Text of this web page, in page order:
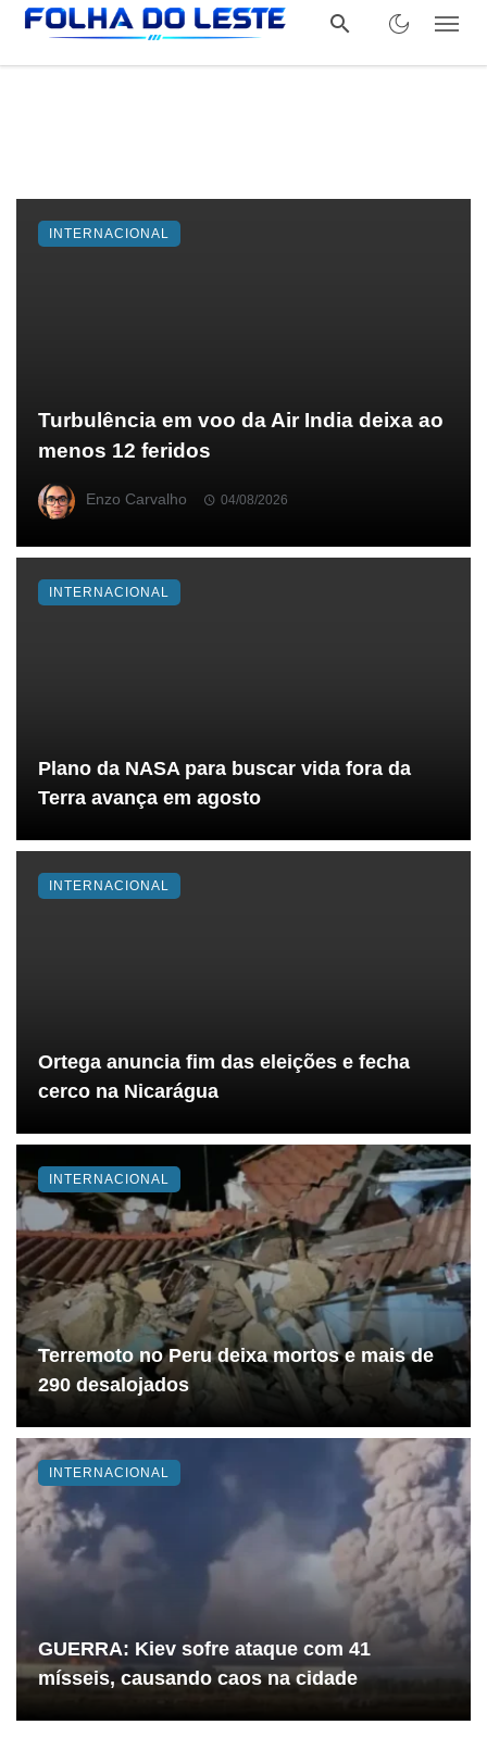
Turbulência em voo da Air India deixa ao
menos 12 feridos
Enzo Carvalho 04/08/2026
INTERNACIONAL
Plano da NASA para buscar vida fora da
Terra avança em agosto
INTERNACIONAL
Ortega anuncia fim das eleições e fecha
cerco na Nicarágua
INTERNACIONAL
Terremoto no Peru deixa mortos e mais de
290 desalojados
INTERNACIONAL
GUERRA: Kiev sofre ataque com 41
mísseis, causando caos na cidade
INTERNACIONAL